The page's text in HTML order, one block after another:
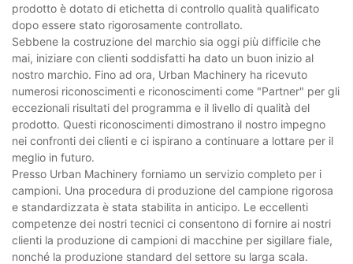
prodotto è dotato di etichetta di controllo qualità qualificato
dopo essere stato rigorosamente controllato.
Sebbene la costruzione del marchio sia oggi più difficile che
mai, iniziare con clienti soddisfatti ha dato un buon inizio al
nostro marchio. Fino ad ora, Urban Machinery ha ricevuto
numerosi riconoscimenti e riconoscimenti come "Partner" per gli
eccezionali risultati del programma e il livello di qualità del
prodotto. Questi riconoscimenti dimostrano il nostro impegno
nei confronti dei clienti e ci ispirano a continuare a lottare per il
meglio in futuro.
Presso Urban Machinery forniamo un servizio completo per i
campioni. Una procedura di produzione del campione rigorosa
e standardizzata è stata stabilita in anticipo. Le eccellenti
competenze dei nostri tecnici ci consentono di fornire ai nostri
clienti la produzione di campioni di macchine per sigillare fiale,
nonché la produzione standard del settore su larga scala.